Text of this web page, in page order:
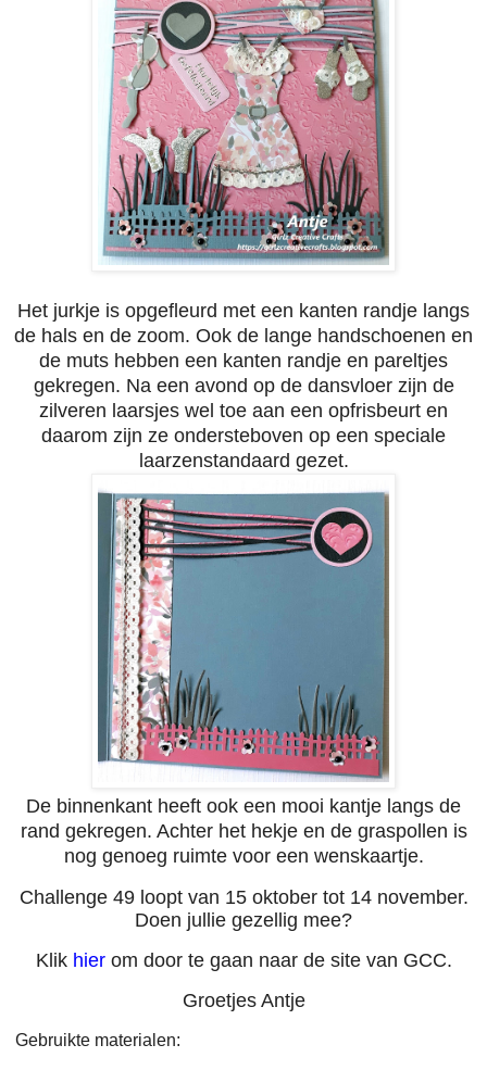
Het jurkje is opgefleurd met een kanten randje langs
de hals en de zoom. Ook de lange handschoenen en
de muts hebben een kanten randje en pareltjes
gekregen. Na een avond op de dansvloer zijn de
zilveren laarsjes wel toe aan een opfrisbeurt en
daarom zijn ze ondersteboven op een speciale
laarzenstandaard gezet.
De binnenkant heeft ook een mooi kantje langs de
rand gekregen. Achter het hekje en de graspollen is
nog genoeg ruimte voor een wenskaartje.
Challenge 49 loopt van 15 oktober tot 14 november.
Doen jullie gezellig mee?
Klik hierom door te gaan naar de site van GCC.
Groetjes Antje
Gebruikte materialen: